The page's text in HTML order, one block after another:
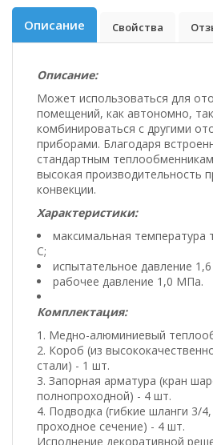
Описание Свойства
Описание:
Может использоваться для
помещений, как автономно,
комбинироваться с другими
приборами. Благодаря
стандартным
высокая производительность
конвекции.
Характеристики:
максимальная температура
С;
испытательное давление
рабочее давление 1,0 МПа.
Комплектация:
Медно-алюминиевый
Короб (из
стали) - 1 шт.
Запорная арматура (кран
полнопроходной) - 4 шт.
Подводка (гибкие шланги 3/
проходное сечение) - 4 шт.
Исполнение декоративной